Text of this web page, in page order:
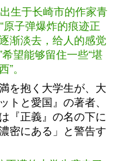
生于长崎市的作家青
子弹爆炸的痕迹正
渐淡去，给人的感觉
望能够留住一些“堪
。
を抱く大学生が、大
と愛国』の著者、
『正義』の名の下に
密にある」と警告す